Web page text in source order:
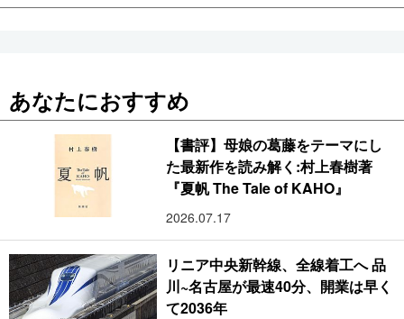
あなたにおすすめ
【書評】母娘の葛藤をテーマにし
た最新作を読み解く:村上春樹著
『夏帆 The Tale of KAHO』
2026.07.17
リニア中央新幹線、全線着工へ 品
川~名古屋が最速40分、開業は早く
て2036年